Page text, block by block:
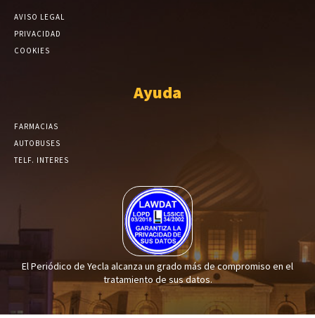
AVISO LEGAL
PRIVACIDAD
COOKIES
Ayuda
FARMACIAS
AUTOBUSES
TELF. INTERES
El Periódico de Yecla alcanza un grado más de compromiso en el
tratamiento de sus datos.